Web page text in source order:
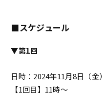
■スケジュール
▼第1回
日時：2024年11月8日（金）
【1回目】11時～